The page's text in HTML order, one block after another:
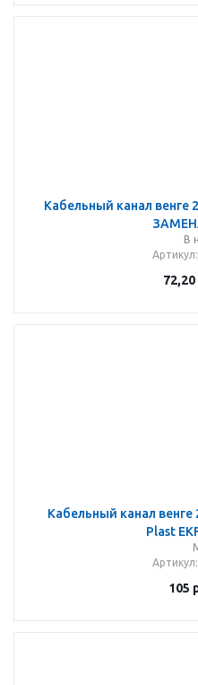
Кабельный канал венге
В
Артикул
72,20
Кабельный канал
Plast
Артикул
105